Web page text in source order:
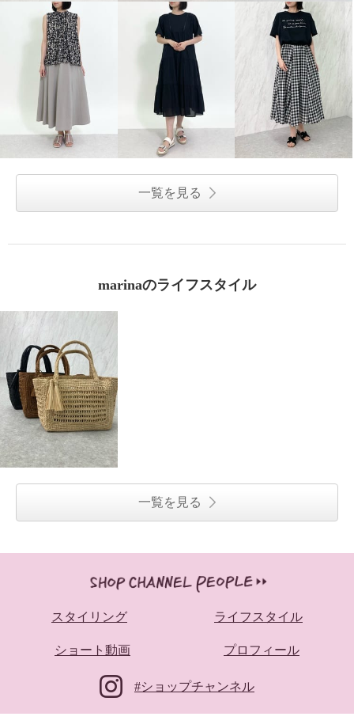
一覧を見る
marinaのライフスタイル
一覧を見る
スタイリング ライフスタイル
ショート動画 プロフィール
#ショップチャンネル